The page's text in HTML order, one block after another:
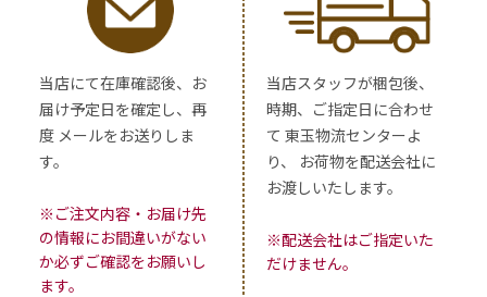
当店にて在庫確認後、お
届け予定日を確定し、再
度 メールをお送りしま
す。
※ご注文内容・お届け先
の情報にお間違いがない
か必ずご確認をお願いし
ます。
当店スタッフが梱包後、
時期、ご指定日に合わせ
て 東玉物流センターよ
り、 お荷物を配送会社に
お渡しいたします。
※配送会社はご指定いた
だけません。